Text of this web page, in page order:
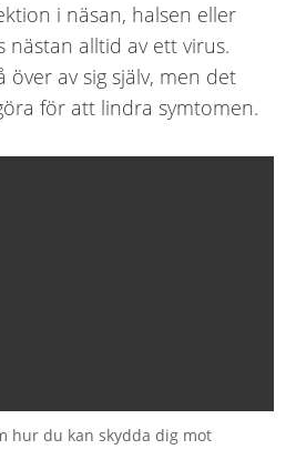
i näsan, halsen eller
nästan alltid av ett virus.
över av sig själv, men det
för att lindra symtomen.
hur du kan skydda dig mot